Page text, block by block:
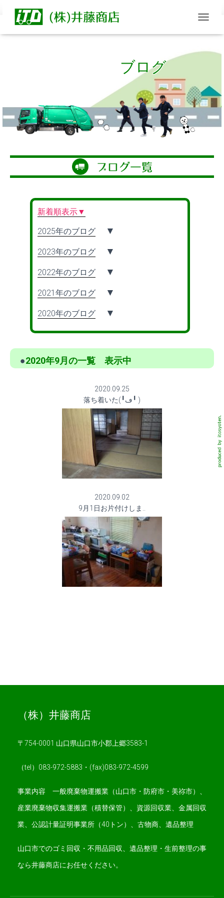
O
G
A
V
A
O
ブログ
新着順表示▼
2025年のブログ
2023年のブログ
2022年のブログ
2021年のブログ
2020年のブログ
●2020年9月の一覧 表示中
2020.09.25
落ち着いた(╹ڡ╹ )
2020.09.02
9月1日お片付けしま..
（株）井藤商店
〒754-0001 山口県山口市小郡上郷3583-1
（tel）083-972-5883・(fax)083-972-4599
事業内容 一般廃棄物運搬業（山口市・防府市・美祢市）、
産業廃棄物収集運搬業（積替保管）、資源回収業、金属回収
業、公認計量証明事業所（40トン）、古物商、遺品整理
山口市でのゴミ回収・不用品回収、遺品整理・生前整理の事
なら井藤商店にお任せください。